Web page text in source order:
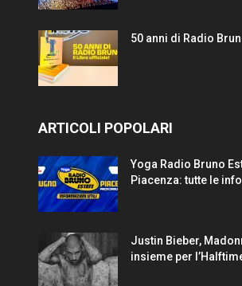
50 anni di Radio
ARTICOLI POPOLARI
Yoga Radio Bruno
Piacenza: tutte le
Justin Bieber,
insieme per